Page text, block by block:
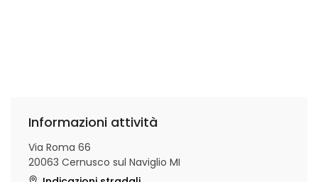
Informazioni attività
Via Roma 66
20063 Cernusco sul Naviglio MI